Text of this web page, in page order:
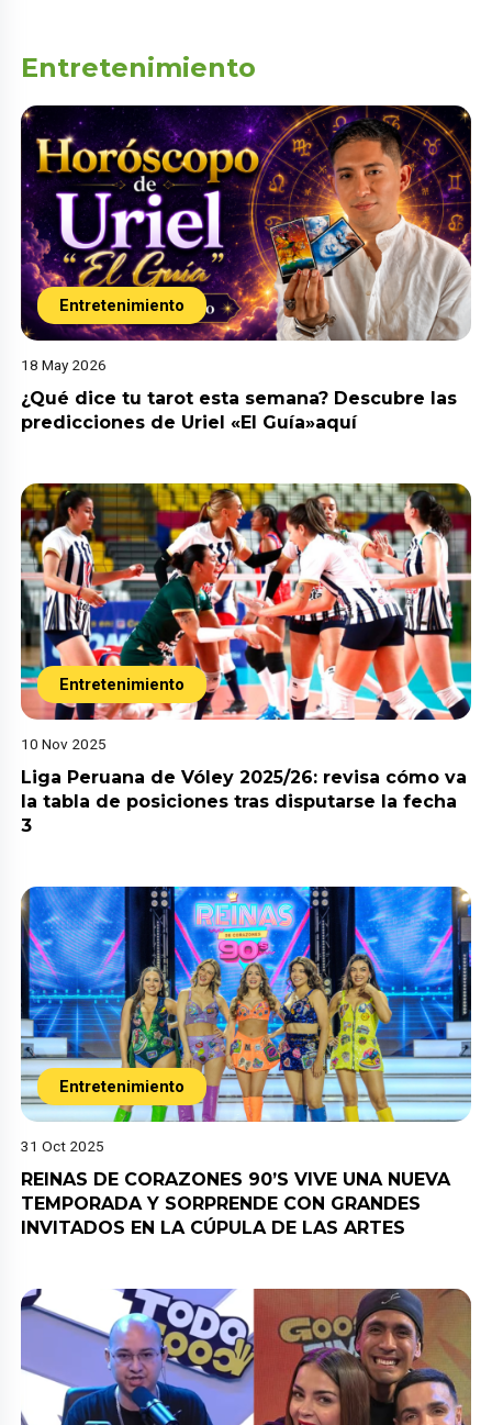
Entretenimiento
Entretenimiento
18 May 2026
¿Qué dice tu tarot esta semana? Descubre las
predicciones de Uriel «El Guía»aquí
Entretenimiento
10 Nov 2025
Liga Peruana de Vóley 2025/26: revisa cómo va
la tabla de posiciones tras disputarse la fecha
3
Entretenimiento
31 Oct 2025
REINAS DE CORAZONES 90’S VIVE UNA NUEVA
TEMPORADA Y SORPRENDE CON GRANDES
INVITADOS EN LA CÚPULA DE LAS ARTES